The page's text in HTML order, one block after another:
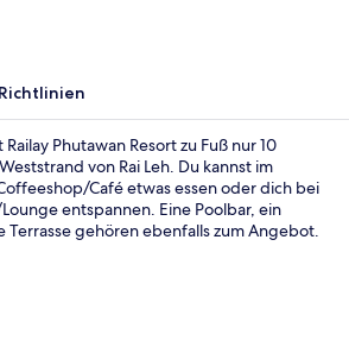
Richtlinien
Phutawan Resort zu Fuß nur 10
von Rai Leh. Du kannst im
Café etwas essen oder dich bei
entspannen. Eine Poolbar, ein
Terrasse gehören ebenfalls zum Angebot.